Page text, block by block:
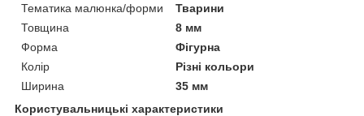
Тематика малюнка/форми
Тварини
Товщина
8 мм
Форма
Фігурна
Колір
Різні кольори
Ширина
35 мм
Користувальницькі характеристики